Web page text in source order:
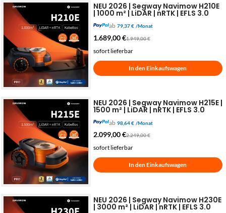
NEU 2026 | Segway Navimow H210E
| 1000 m² | LiDAR | nRTK | EFLS 3.0
ab 79,37 € /Monat
1.689,00€1.949,00€
sofort lieferbar
In den Einkaufswagen
NEU 2026 | Segway Navimow H215E |
1500 m² | LiDAR | nRTK | EFLS 3.0
ab 98,64 € /Monat
2.099,00€2.249,00€
sofort lieferbar
In den Einkaufswagen
NEU 2026 | Segway Navimow H230E
| 3000 m² | LiDAR | nRTK | EFLS 3.0